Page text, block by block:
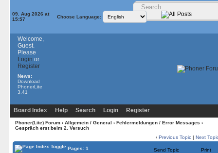
09. Aug 2026 at
15:57
Choose Language:
Welcome,
Guest.
Please
Login or
Register
News:
Download
PhonerLite
3.41
Board Index Help Search Login Register
Phoner(Lite) Forum› Allgemein / General › Fehlermeldungen / Error Messages ›
Gespräch erst beim 2. Versuch
‹ Previous Topic | Next
Pages: 1 Send Topic Print